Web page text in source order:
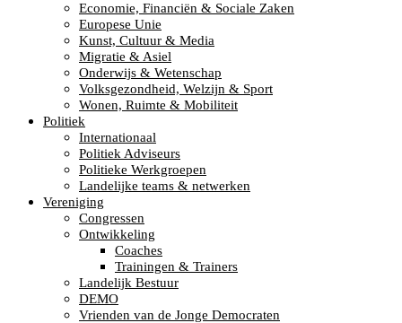
Economie, Financiën & Sociale Zaken
Europese Unie
Kunst, Cultuur & Media
Migratie & Asiel
Onderwijs & Wetenschap
Volksgezondheid, Welzijn & Sport
Wonen, Ruimte & Mobiliteit
Politiek
Internationaal
Politiek Adviseurs
Politieke Werkgroepen
Landelijke teams & netwerken
Vereniging
Congressen
Ontwikkeling
Coaches
Trainingen & Trainers
Landelijk Bestuur
DEMO
Vrienden van de Jonge Democraten